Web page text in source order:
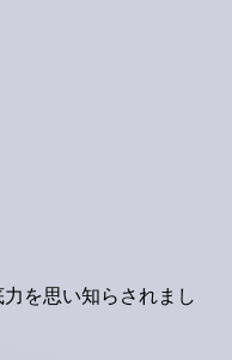
を思い知らされまし